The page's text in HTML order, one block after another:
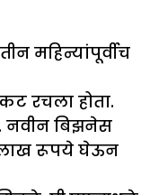
महिन्यांपूर्वीच
रचला होता.
नवीन बिझनेस
लाख रूपये घेऊन